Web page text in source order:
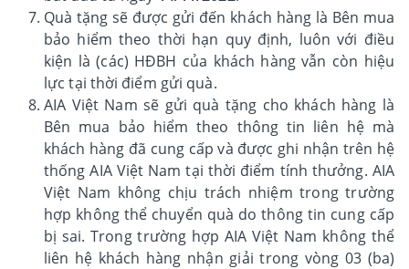
Quà tặng sẽ được gửi đến khách hàng là Bên mua
bảo hiểm theo thời hạn quy định, luôn với điều
kiện là (các) HĐBH của khách hàng vẫn còn hiệu
lực tại thời điểm gửi quà.
AIA Việt Nam sẽ gửi quà tặng cho khách hàng là
Bên mua bảo hiểm theo thông tin liên hệ mà
khách hàng đã cung cấp và được ghi nhận trên hệ
thống AIA Việt Nam tại thời điểm tính thưởng. AIA
Việt Nam không chịu trách nhiệm trong trường
hợp không thể chuyển quà do thông tin cung cấp
bị sai. Trong trường hợp AIA Việt Nam không thể
liên hệ khách hàng nhận giải trong vòng 03 (ba)